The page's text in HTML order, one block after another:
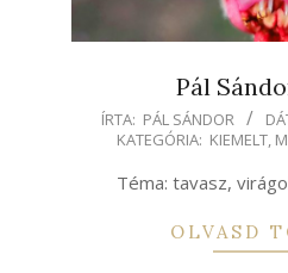
Pál
2021-ÍRTA: PÁL SÁNDOR
KATEGÓRIA: KIEMELT
Téma: tavasz,
OLVASD